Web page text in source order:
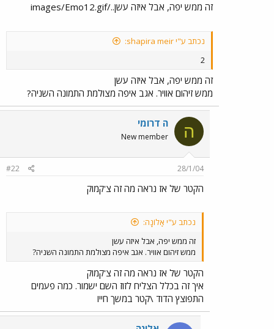
זה ממש יפה, אבל איזה עשן../images/Emo12.gif
נכתב ע"י shapira meir:
2
זה ממש יפה, אבל איזה עשן
ממש זיהום אוויר. אגב איפה מצולמת התמונה השניה?
ה ה דרומי
New member
28/1/04
#22
הקטר של אז נראה מה זה צ'קמוק
נכתב ע"י אָלוֹנָה:
זה ממש יפה, אבל איזה עשן
ממש זיהום אוויר. אגב איפה מצולמת התמונה השניה?
הקטר של אז נראה מה זה צ'קמוק
איך זה בכלל הצליח לזוז השם ישמור. כמה פעמים
התפוצץ הדוד \קטר במשך חייו